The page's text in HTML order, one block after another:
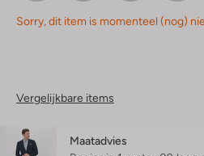
Sorry, dit item is momenteel (nog)
Vergelijkbare items
Maatadvies